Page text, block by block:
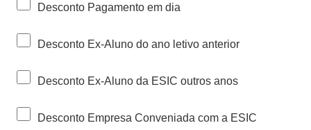
Desconto Pagamento em dia
Desconto Ex-Aluno do ano letivo anterior
Desconto Ex-Aluno da ESIC outros anos
Desconto Empresa Conveniada com a ESIC